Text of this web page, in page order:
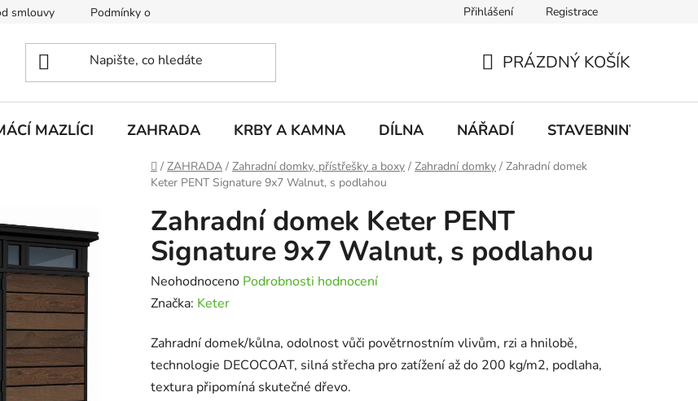
smlouvy Podmínky ochrany osobních údajů Doprava a platbaPřihlášení Registrace
KOŠÍK
PRÁZDNÝ KOŠÍK
MAZLÍCI ZAHRADA KRBY A KAMNA DÍLNA NÁŘADÍ STAVEBNINY
Domů
/ ZAHRADA / Zahradní domky, přístřešky a boxy / Zahradní domky / Zahradní domek
Keter PENT Signature 9x7 Walnut, s podlahou
Zahradní domek Keter PENT
Signature 9x7 Walnut, s podlahou
Průměrné
hodnocení
je
0,0
z
Neohodnoceno Podrobnosti hodnocení
Značka: Keter
Zahradní domek/kůlna, odolnost vůči povětrnostním vlivům, rzi a hnilobě,
technologie DECOCOAT, silná střecha pro zatížení až do 200 kg/m2, podlaha,
textura připomíná skutečné dřevo.